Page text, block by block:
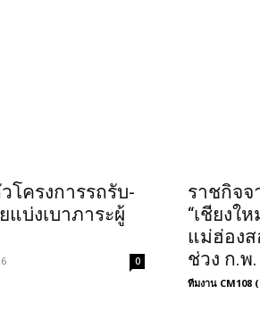
โครงการรถรับ-
แบ่งเบาภาระผู้
0
ราชกิจจ
“เชียงใ
แม่ฮ่อง
ช่วง ก.พ
ทีมงาน CM108